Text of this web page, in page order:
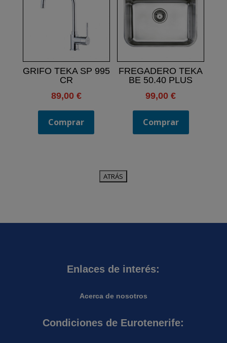
GRIFO TEKA SP 995
CR
89,00 €
Comprar
FREGADERO TEKA
BE 50.40 PLUS
99,00€
Comprar
Enlaces de interés:
Acerca de nosotros
Condiciones de Eurotenerife: